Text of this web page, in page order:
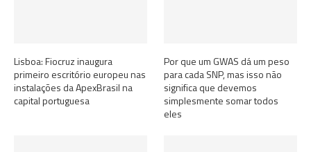
Lisboa: Fiocruz inaugura
primeiro escritório europeu nas
instalações da ApexBrasil na
capital portuguesa
Por que um GWAS dá um peso
para cada SNP, mas isso não
significa que devemos
simplesmente somar todos
eles